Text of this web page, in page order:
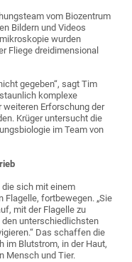
vom Biozentrum
Bildern und Videos
wurden
Fliege dreidimensional
gegeben“, sagt Tim
komplexe
weiteren Erforschung der
Krüger untersucht die
im Team von
sich mit einem
Flagelle, fortbewegen. „Sie
mit der Flagelle zu
den unterschiedlichsten
Das schaffen die
im Blutstrom, in der Haut,
Mensch und Tier.